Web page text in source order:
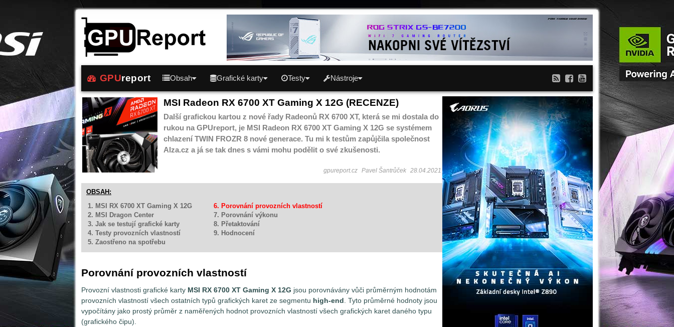
GPUreport Obsah Grafické karty Testy Nástroje
MSI Radeon RX 6700 XT Gaming X 12G (RECENZE)
Další grafickou kartou z nové řady Radeonů RX 6700 XT, která se mi dostala do
rukou na GPUreport, je MSI Radeon RX 6700 XT Gaming X 12G se systémem
chlazení TWIN FROZR 8 nové generace. Tu mi k testům zapůjčila společnost
Alza.cz a já se tak dnes s vámi mohu podělit o své zkušenosti.
gpureport.cz Pavel Šantrůček 28.04.2021
OBSAH:
1. MSI RX 6700 XT Gaming X 12G
6. Porovnání provozních vlastností
2. MSI Dragon Center
7. Porovnání výkonu
3. Jak se testují grafické karty
8. Přetaktování
4. Testy provozních vlastností
9. Hodnocení
5. Zaostřeno na spotřebu
Porovnání provozních vlastností
Provozní vlastnosti grafické karty MSI RX 6700 XT Gaming X 12G jsou porovnávány vůči průměrným hodnotám
provozních vlastností všech ostatních typů grafických karet ze segmentu high-end . Tyto průměrné hodnoty jsou
vypočítány jako prostý průměr z naměřených hodnot provozních vlastností všech grafických karet daného typu
(grafického čipu).